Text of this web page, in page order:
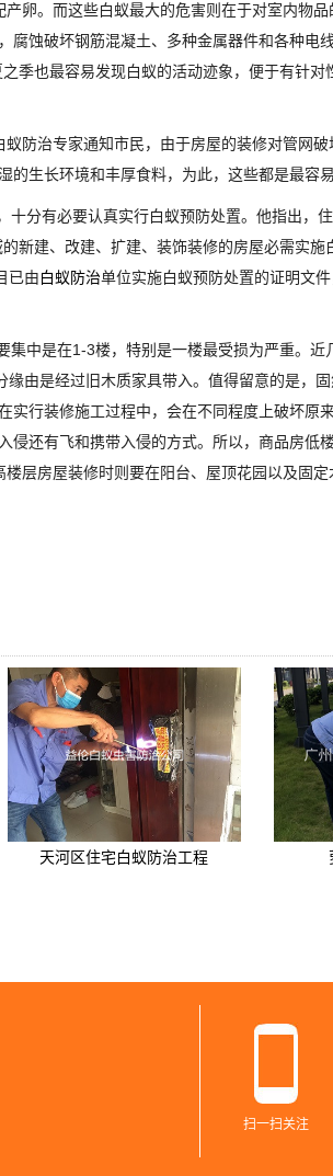
卵。而这些白蚁最大的危害则在于对室内物
蚀破坏钢筋混凝土、多种金属器件和各种电
季也最容易发现白蚁的活动迹象，便于有针对
防治专家通知市民，由于房屋的装修对管网
生长环境和丰厚食料，为此，这些都是最容易
分有必要认真实行白蚁预防处置。他指出，
新建、改建、扩建、装饰装修的房屋必需实施
已由白蚁防治单位实施白蚁预防处置的证明文
中是在1-3楼，特别是一楼最受损为严重。近
由是经过旧木质家具带入。值得留意的是，
行装修施工过程中，会在不同程度上破坏原
侵还有飞和携带入侵的方式。所以，商品房低
层房屋装修时则要在阳台、屋顶花园以及固定
天河区住宅白蚁防治工程
扫一扫关注